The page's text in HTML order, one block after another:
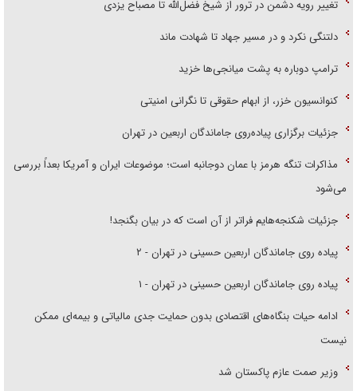
تغییر رویه دشمن در ترور از شیخ فضل‌الله تا مصباح یزدی
دلتنگی نکرد و در مسیر جهاد تا شهادت ماند
ترامپ دوباره به پشت میانجی‌ها خزید
کنوانسیون خزر، از ابهام حقوقی تا نگرانی امنیتی
جزئیات برگزاری پیاده‌روی جاماندگان اربعین در تهران
مذاکرات تنگه هرمز با عمان دوجانبه است؛ موضوعات ایران و آمریکا بعداً بررسی
می‌شود
جزئیات شکنجه‌هایم فراتر از آن است که در بیان بگنجد!
پیاده روی جاماندگان اربعین حسینی در تهران - ۲
پیاده روی جاماندگان اربعین حسینی در تهران - ۱
ادامه حیات بنگاه‌های اقتصادی بدون حمایت جدی مالیاتی و بیمه‌ای ممکن
نیست
وزیر صمت عازم پاکستان شد